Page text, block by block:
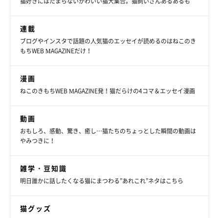
水を注ぐと……
連載
ブログやインスタで話題の人気猫のエッセイが読めるのはねこのき
もちWEB MAGAZINEだけ！
漫画
ねこのきもちWEB MAGAZINE発！猫だらけの4コマ＆エッセイ漫画
動画
おもしろ、感動、驚き、癒し…猫たちのちょっとした瞬間の動画は
やみつきに！
雑学・豆知識
明日誰かに話したくなる猫にまつわる”あれこれ”ネタはこちら
猫グッズ